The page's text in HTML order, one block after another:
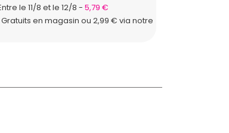
le 11/8 et le 12/8
5,79 €
en magasin ou 2,99 € via notre